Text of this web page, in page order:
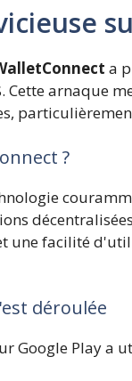
a
Cette arnaque
?
une facilité
déroulée
Google Play a